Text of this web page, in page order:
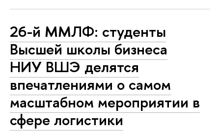
26-й ММЛФ: студенты
Высшей школы бизнеса
НИУ ВШЭ делятся
впечатлениями о самом
масштабном мероприятии в
сфере логистики